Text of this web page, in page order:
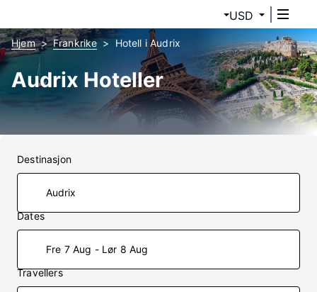
USD
Hjem Frankrike Hotell i Audrix
Audrix Hoteller
Destinasjon
Dates
Fre 7 Aug - Lør 8 Aug
Travellers